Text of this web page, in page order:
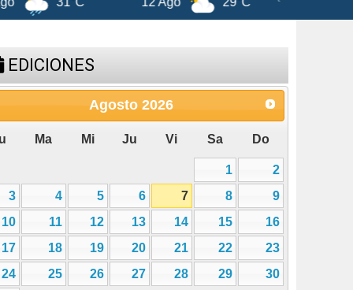
EDICIONES
Agosto 2026
Ma Mi Ju Vi Sa Do
1
2
3
4 5 6 7 8
9
10
11 12 13 14 15
16
17
18 19 20 21 22
23
24
25 26 27 28 29
30